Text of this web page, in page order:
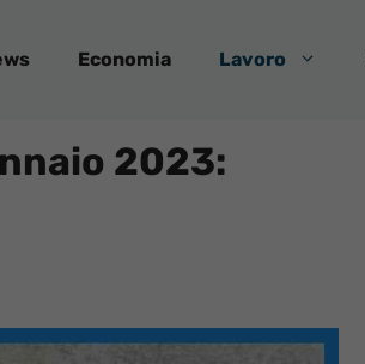
Economia Lavoro
2023: